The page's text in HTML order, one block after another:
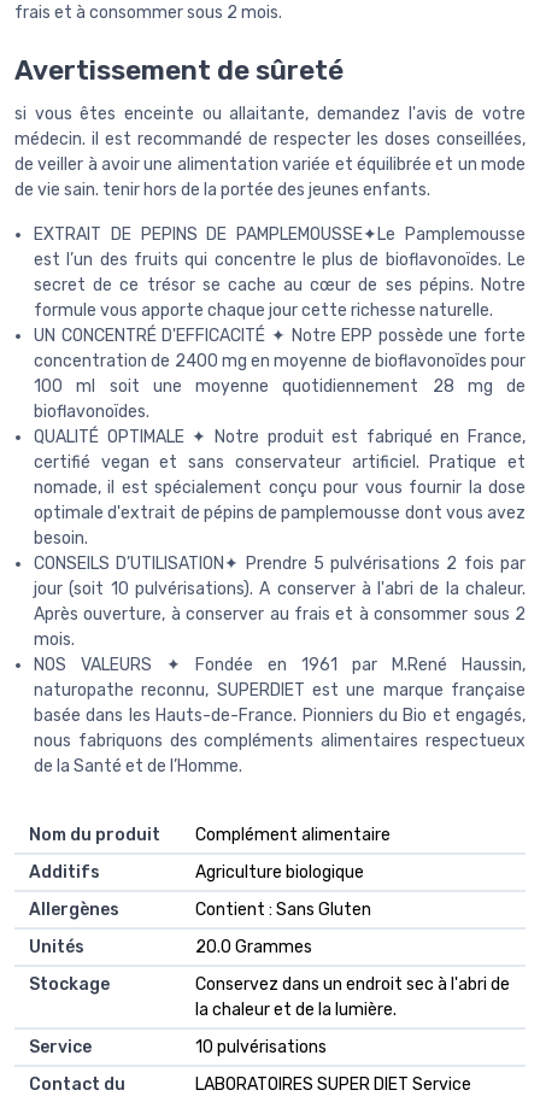
frais et à consommer sous 2 mois.
Avertissement de sûreté
si vous êtes enceinte ou allaitante, demandez l'avis de votre
médecin. il est recommandé de respecter les doses conseillées,
de veiller à avoir une alimentation variée et équilibrée et un mode
de vie sain. tenir hors de la portée des jeunes enfants.
EXTRAIT DE PEPINS DE PAMPLEMOUSSE✦Le Pamplemousse
est l’un des fruits qui concentre le plus de bioflavonoïdes. Le
secret de ce trésor se cache au cœur de ses pépins. Notre
formule vous apporte chaque jour cette richesse naturelle.
UN CONCENTRÉ D'EFFICACITÉ ✦ Notre EPP possède une forte
concentration de 2400 mg en moyenne de bioflavonoïdes pour
100 ml soit une moyenne quotidiennement 28 mg de
bioflavonoïdes.
QUALITÉ OPTIMALE ✦ Notre produit est fabriqué en France,
certifié vegan et sans conservateur artificiel. Pratique et
nomade, il est spécialement conçu pour vous fournir la dose
optimale d'extrait de pépins de pamplemousse dont vous avez
besoin.
CONSEILS D’UTILISATION✦ Prendre 5 pulvérisations 2 fois par
jour (soit 10 pulvérisations). A conserver à l'abri de la chaleur.
Après ouverture, à conserver au frais et à consommer sous 2
mois.
NOS VALEURS ✦ Fondée en 1961 par M.René Haussin,
naturopathe reconnu, SUPERDIET est une marque française
basée dans les Hauts-de-France. Pionniers du Bio et engagés,
nous fabriquons des compléments alimentaires respectueux
de la Santé et de l’Homme.
Nom du produit
‎Complément alimentaire
Additifs
‎Agriculture biologique
Allergènes
‎Contient : Sans Gluten
Unités
‎20.0 Grammes
Stockage
‎Conservez dans un endroit sec à l'abri de
la chaleur et de la lumière.
Service
‎10 pulvérisations
Contact du
‎LABORATOIRES SUPER DIET Service